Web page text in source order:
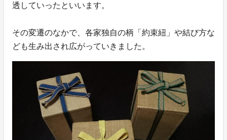
透していったといいます。
その変遷のなかで、各家独自の柄「約束紐」や結び方な
ども生み出され広がっていきました。